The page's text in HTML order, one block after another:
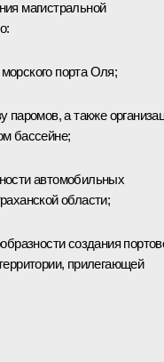
магистральной
порта Оля;
паромов, а также
бассейне;
автомобильных
области;
создания
прилегающей